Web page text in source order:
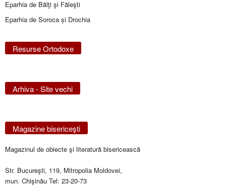
Eparhia de Bălţi şi Făleşti
Eparhia de Soroca și Drochia
Resurse Ortodoxe
Arhiva - Site vechi
Magazine bisericeşti
Magazinul de obiecte şi literatură bisericească
Str. Bucureşti, 119, Mitropolia Moldovei,
mun. Chişinău Tel: 23-20-73